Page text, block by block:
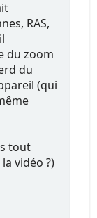
RAS,
du zoom
du
(qui
tout
vidéo ?)